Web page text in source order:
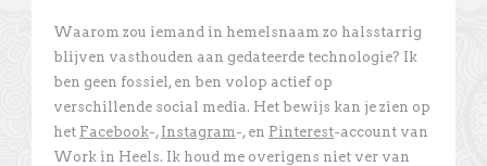
Waarom zou iemand in hemelsnaam zo halsstarrig
blijven vasthouden aan gedateerde technologie? Ik
ben geen fossiel, en ben volop actief op
verschillende social media. Het bewijs kan je zien op
het Facebook-, Instagram -, en Pinterest-account van
Work in Heels. Ik houd me overigens niet ver van